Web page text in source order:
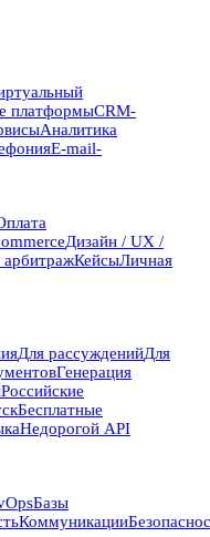
платформыCRM-
Аналитика
E-mail-
Дизайн / UX /
арбитражКейсыЛичная
Для рассужденийДля
Генерация
Российские
Бесплатные
Недорогой API
Базы
Коммуникации